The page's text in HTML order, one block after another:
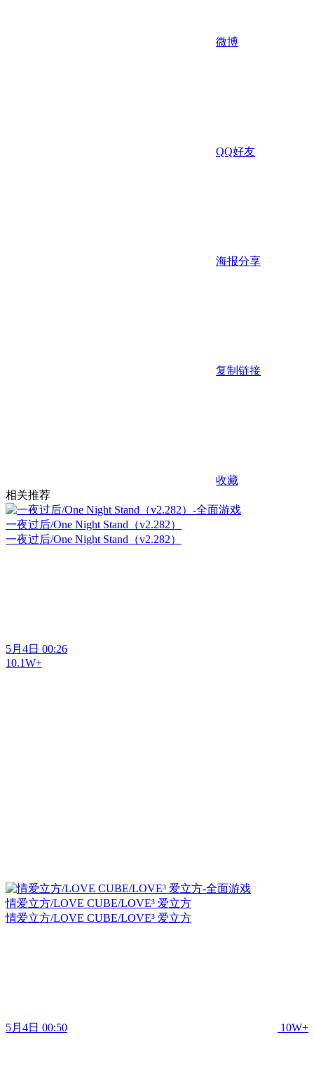
微博
QQ好友
海报分享
复制链接
收藏
相关推荐
一夜过后/One Night Stand（v2.282）
一夜过后/One Night Stand（v2.282）
5月4日 00:26
10.1W+
情爱立方/LOVE CUBE/LOVE³ 爱立方
情爱立方/LOVE CUBE/LOVE³ 爱立方
5月4日 00:50 10W+